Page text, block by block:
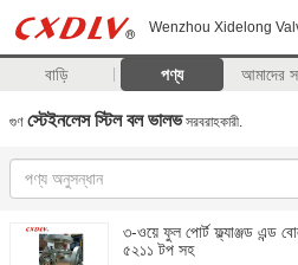
Wenzhou Xidelong
বাড়ি পণ্য আমাদের
গুণ স্টেইনলেস স্টিল বল ভালভসরবরাহকারী.
৩-ওয়ে ফুল পোর্ট ফ্ল্যাঞ্জড
৫২১১ টপ সহ